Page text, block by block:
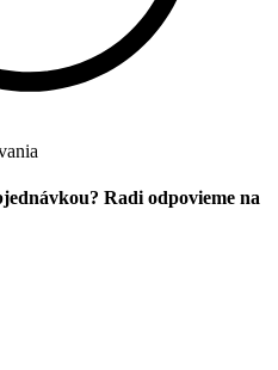
Radi odpovieme na